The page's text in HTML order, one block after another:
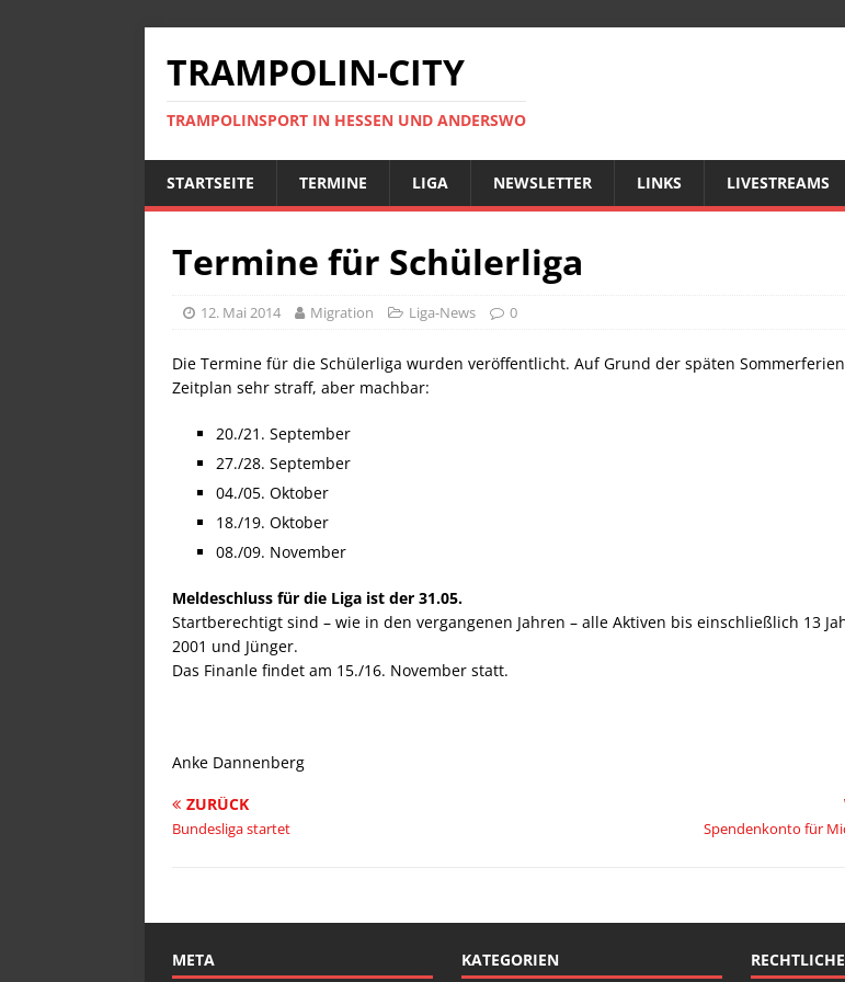
TRAMPOLIN-CITY
TRAMPOLINSPORT IN HESSEN UND ANDERSWO
STARTSEITE TERMINE LIGA NEWSLETTER LINKS LIVESTREAMS
Termine für Schülerliga
12. Mai 2014 Migration Liga-News 0
Die Termine für die Schülerliga wurden veröffentlicht. Auf Grund der späten
Zeitplan sehr straff, aber machbar:
20./21. September
27./28. September
04./05. Oktober
18./19. Oktober
08./09. November
Meldeschluss für die Liga ist der 31.05.
Startberechtigt sind – wie in den vergangenen Jahren – alle Aktiven bis einschließlich 13
2001 und Jünger.
Das Finanle findet am 15./16. November statt.
Anke Dannenberg
ZURÜCK
Bundesliga startet Spendenkonto für
META KATEGORIEN